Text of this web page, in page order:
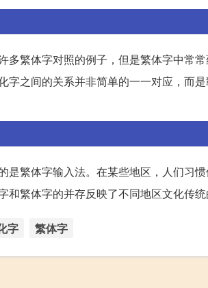
繁体字对照的例子，但是繁体字中常
之间的关系并非简单的一一对应，而
繁体字输入法。在某些地区，人们习
繁体字的并存反映了不同地区文化传统
字 繁体字